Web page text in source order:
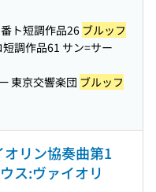
ト短調作品26ブルッフ
調作品61 サン=サー
東京交響楽団 ブルッフ
オリン協奏曲第1
ス:ヴァイオリ